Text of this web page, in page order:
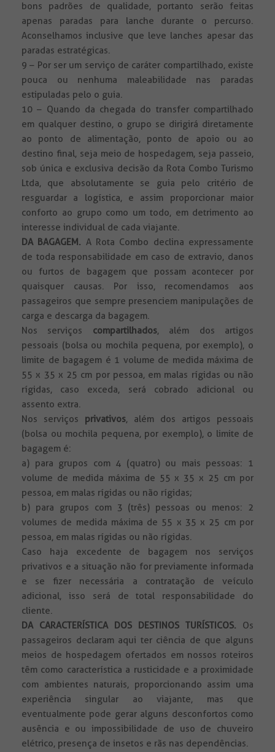
bons padrões de qualidade, portanto serão feitas
apenas paradas para lanche durante o percurso.
Aconselhamos inclusive que leve lanches apesar das
paradas estratégicas.
9 – Por ser um serviço de caráter compartilhado, existe
pouca ou nenhuma maleabilidade nas paradas
estipuladas pelo o guia.
10 – Quando da chegada do transfer compartilhado
em qualquer destino, o grupo se dirigirá diretamente
ao ponto de alimentação, ponto de apoio ou ao
destino final, seja meio de hospedagem, seja passeio,
sob única e exclusiva decisão da Rota Combo Turismo
Ltda, que absolutamente se guia pelo critério de
resguardar a logística, e assim proporcionar maior
conforto ao grupo como um todo, em detrimento ao
interesse individual de cada viajante.
DA BAGAGEM. A Rota Combo declina expressamente
de toda responsabilidade em caso de extravio, danos
ou furtos de bagagem que possam acontecer por
quaisquer causas. Por isso, recomendamos aos
passageiros que sempre presenciem manipulações de
carga e descarga da bagagem.
Nos serviços compartilhados, além dos artigos
pessoais (bolsa ou mochila pequena, por exemplo), o
limite de bagagem é 1 volume de medida máxima de
55 x 35 x 25 cm por pessoa, em malas rígidas ou não
rígidas, caso exceda, será cobrado adicional ou
assento extra.
Nos serviços privativos, além dos artigos pessoais
(bolsa ou mochila pequena, por exemplo), o limite de
bagagem é:
a) para grupos com 4 (quatro) ou mais pessoas: 1
volume de medida máxima de 55 x 35 x 25 cm por
pessoa, em malas rígidas ou não rígidas;
b) para grupos com 3 (três) pessoas ou menos: 2
volumes de medida máxima de 55 x 35 x 25 cm por
pessoa, em malas rígidas ou não rígidas.
Caso haja excedente de bagagem nos serviços
privativos e a situação não for previamente informada
e se fizer necessária a contratação de veículo
adicional, isso será de total responsabilidade do
cliente.
DA CARACTERÍSTICA DOS DESTINOS TURÍSTICOS. Os
passageiros declaram aqui ter ciência de que alguns
meios de hospedagem ofertados em nossos roteiros
têm como característica a rusticidade e a proximidade
com ambientes naturais, proporcionando assim uma
experiência singular ao viajante, mas que
eventualmente pode gerar alguns desconfortos como
ausência e ou impossibilidade de uso de chuveiro
elétrico, presença de insetos e rãs nas dependências.